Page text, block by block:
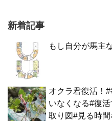
新着記事
もし自分が馬主
オクラ君復活！
いなくなる#復
取り図#見る時